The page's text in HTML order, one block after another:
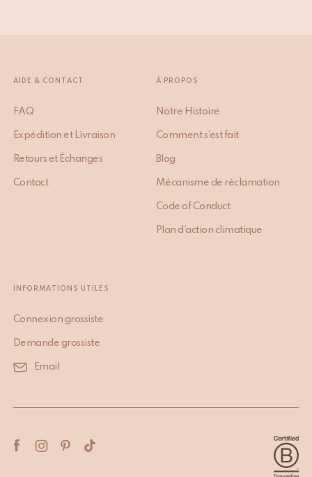
AIDE & CONTACT
FAQ
Expédition et Livraison
Retours et Échanges
Contact
À PROPOS
Notre Histoire
Comment s’est fait
Blog
Mécanisme de réclamation
Code of Conduct
Plan d’action climatique
INFORMATIONS UTILES
Connexion grossiste
Demande grossiste
Email